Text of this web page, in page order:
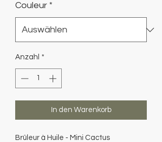
Couleur *
Anzahl *
In den Warenkorb
Brûleur à Huile - Mini Cactus